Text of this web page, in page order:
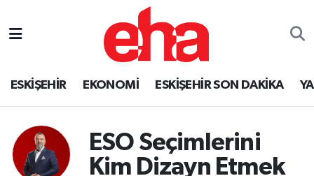
ESKİŞEHİR EKONOMİ ESKİŞEHİR SON DAKİKA
ESO Seçimlerini
Kim Dizayn Etmek